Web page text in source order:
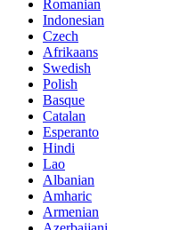
Romanian
Indonesian
Czech
Afrikaans
Swedish
Polish
Basque
Catalan
Esperanto
Hindi
Lao
Albanian
Amharic
Armenian